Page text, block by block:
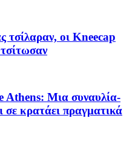
οι Kneecap
Athens: Μια συναυλία-
σε κρατάει πραγματικά